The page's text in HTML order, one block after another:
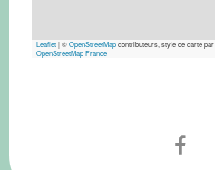
Leaflet|©OpenStreetMapcontributeurs, style de carte par
OpenStreetMap France